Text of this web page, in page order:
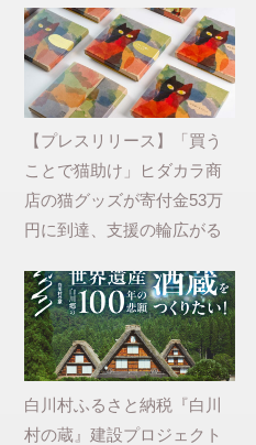
【プレスリリース】「買う
ことで猫助け」ヒダカラ商
店の猫グッズが寄付金53万
円に到達、支援の輪広がる
白川村ふるさと納税『白川
村の蔵』建設プロジェクト